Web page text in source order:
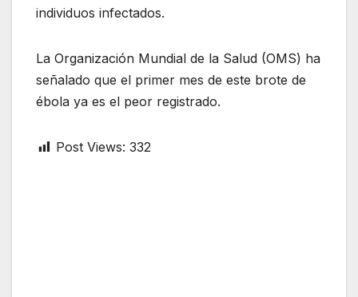
individuos infectados.
La Organización Mundial de la Salud (OMS) ha
señalado que el primer mes de este brote de
ébola ya es el peor registrado.
Post Views: 332